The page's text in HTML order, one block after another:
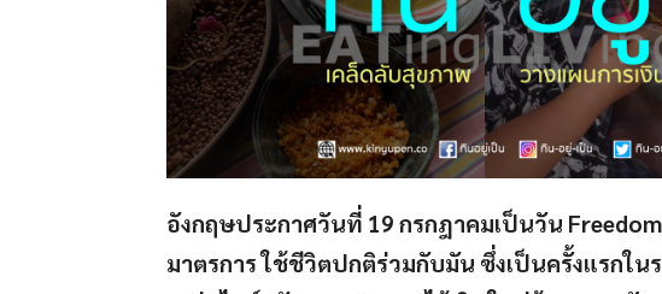
อังกฤษประกาศวันที่ 19 กรกฎาคมเป็นวัน
มาตรการ ใช้ชีวิตปกติร่วมกับมัน ซึ่งเป็นครั้งแรกใน